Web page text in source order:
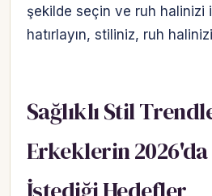
şekilde seçin ve ruh halinizi
hatırlayın, stiliniz, ruh
Sağlıklı Stil
Erkeklerin